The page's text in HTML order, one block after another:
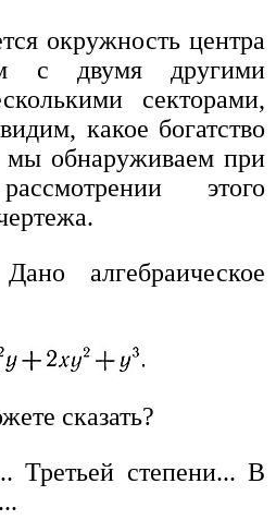
окружность центра
с двумя другими
секторами,
какое богатство
мы обнаруживаем при
этого
алгебраическое
сказать?
Третьей степени... В